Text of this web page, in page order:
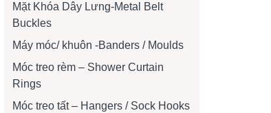
Mặt Khóa Dây Lưng-Metal Belt
Buckles
Máy móc/ khuôn -Banders / Moulds
Móc treo rèm – Shower Curtain
Rings
Móc treo tất – Hangers / Sock Hooks